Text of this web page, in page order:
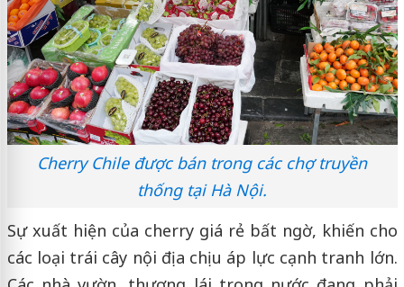
Cherry Chile được bán trong các chợ truyền
thống tại Hà Nội.
Sự xuất hiện của cherry giá rẻ bất ngờ, khiến cho
các loại trái cây nội địa chịu áp lực cạnh tranh lớn.